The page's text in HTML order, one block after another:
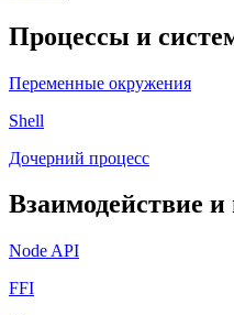
Процессы и
Переменные окружения
Shell
Дочерний процесс
Взаимодействие
Node API
FFI